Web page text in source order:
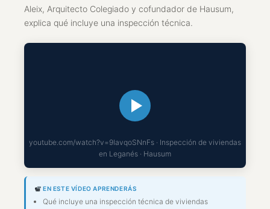
Aleix, Arquitecto Colegiado y cofundador de Hausum,
explica qué incluye una inspección técnica.
youtube.com/watch?v=9lavqoSNnFs · Inspección de viviendas
en Leganés · Hausum
EN ESTE VÍDEO APRENDERÁS
Qué incluye una inspección técnica de viviendas